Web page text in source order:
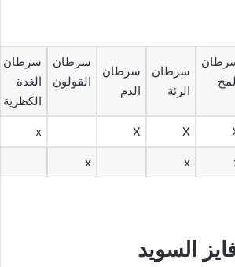
سرطان
الرئة
سرطان
الدم
سرطان
القولون
سرطان
الغدة
الكظرية
X
X
x
x
x
السويد